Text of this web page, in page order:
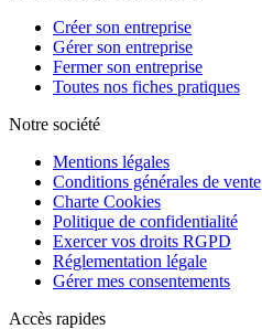
Créer son entreprise
Gérer son entreprise
Fermer son entreprise
Toutes nos fiches pratiques
Notre société
Mentions légales
Conditions générales de vente
Charte Cookies
Politique de confidentialité
Exercer vos droits RGPD
Réglementation légale
Gérer mes consentements
Accès rapides